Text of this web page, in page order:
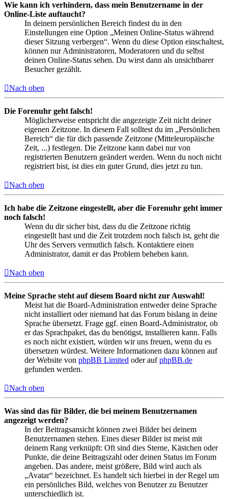
Wie kann ich verhindern, dass mein Benutzername in der
Online-Liste auftaucht?
In deinem persönlichen Bereich findest du in den
Einstellungen eine Option „Meinen Online-Status während
dieser Sitzung verbergen“. Wenn du diese Option einschaltest,
können nur Administratoren, Moderatoren und du selbst
deinen Online-Status sehen. Du wirst dann als unsichtbarer
Besucher gezählt.
Nach oben
Die Forenuhr geht falsch!
Möglicherweise entspricht die angezeigte Zeit nicht deiner
eigenen Zeitzone. In diesem Fall solltest du im „Persönlichen
Bereich“ die für dich passende Zeitzone (Mitteleuropäische
Zeit, ...) festlegen. Die Zeitzone kann dabei nur von
registrierten Benutzern geändert werden. Wenn du noch nicht
registriert bist, ist dies ein guter Grund, dies jetzt zu tun.
Nach oben
Ich habe die Zeitzone eingestellt, aber die Forenuhr geht immer
noch falsch!
Wenn du dir sicher bist, dass du die Zeitzone richtig
eingestellt hast und die Zeit trotzdem noch falsch ist, geht die
Uhr des Servers vermutlich falsch. Kontaktiere einen
Administrator, damit er das Problem beheben kann.
Nach oben
Meine Sprache steht auf diesem Board nicht zur Auswahl!
Meist hat die Board-Administration entweder deine Sprache
nicht installiert oder niemand hat das Forum bislang in deine
Sprache übersetzt. Frage ggf. einen Board-Administrator, ob
er das Sprachpaket, das du benötigst, installieren kann. Falls
es noch nicht existiert, würden wir uns freuen, wenn du es
übersetzen würdest. Weitere Informationen dazu können auf
der Website von phpBB Limited oder aufphpBB.de
gefunden werden.
Nach oben
Was sind das für Bilder, die bei meinem Benutzernamen
angezeigt werden?
In der Beitragsansicht können zwei Bilder bei deinem
Benutzernamen stehen. Eines dieser Bilder ist meist mit
deinem Rang verknüpft: Oft sind dies Sterne, Kästchen oder
Punkte, die deine Beitragszahl oder deinen Status im Forum
angeben. Das andere, meist größere, Bild wird auch als
„Avatar“ bezeichnet. Es handelt sich hierbei in der Regel um
ein persönliches Bild, welches von Benutzer zu Benutzer
unterschiedlich ist.